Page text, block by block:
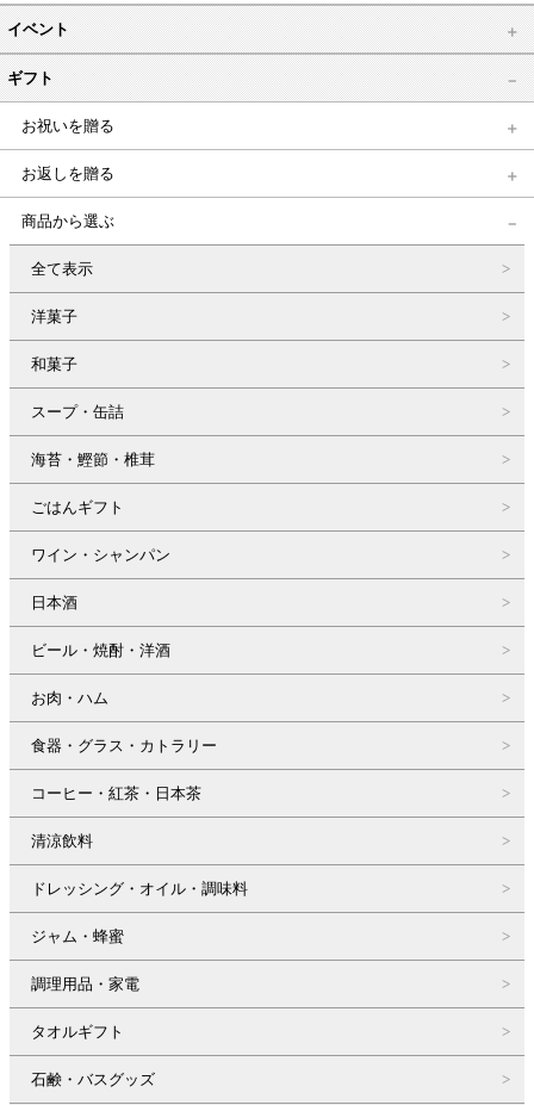
イベント
ギフト
お祝いを贈る
お返しを贈る
商品から選ぶ
全て表示
洋菓子
和菓子
スープ・缶詰
海苔・鰹節・椎茸
ごはんギフト
ワイン・シャンパン
日本酒
ビール・焼酎・洋酒
お肉・ハム
食器・グラス・カトラリー
コーヒー・紅茶・日本茶
清涼飲料
ドレッシング・オイル・調味料
ジャム・蜂蜜
調理用品・家電
タオルギフト
石鹸・バスグッズ